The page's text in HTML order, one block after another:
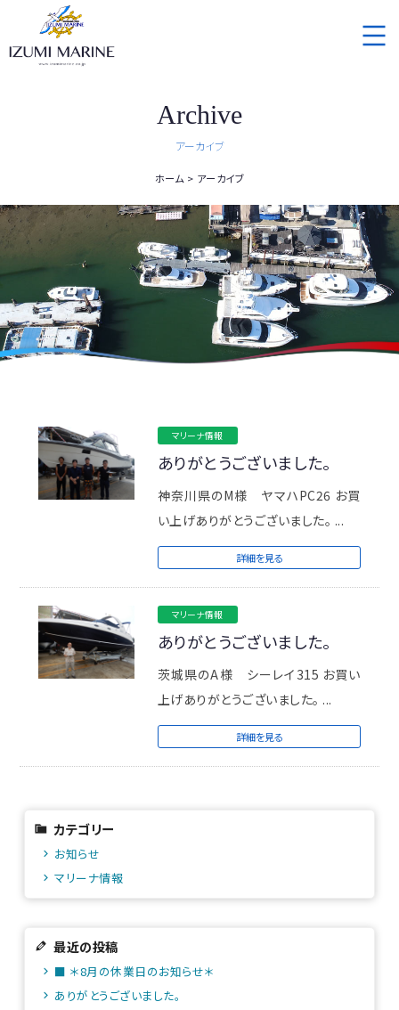
Archive
アーカイブ
ホーム アーカイブ
マリーナ情報
ありがとうございました。
神奈川県のM様 ヤマハPC26 お買
い上げありがとうございました。 ...
詳細を見る
マリーナ情報
ありがとうございました。
茨城県のA様 シーレイ315 お買い
上げありがとうございました。 ...
詳細を見る
カテゴリー
お知らせ
マリーナ情報
最近の投稿
■ ＊8月の休業日のお知らせ＊
ありがとうございました。